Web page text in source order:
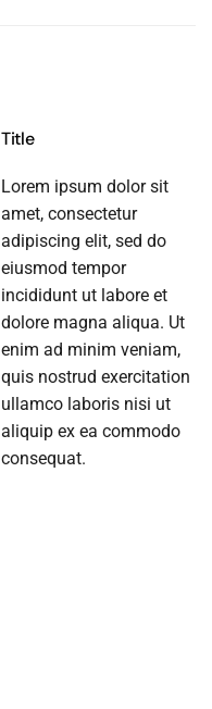
Title
Lorem ipsum dolor sit
amet, consectetur
adipiscing elit, sed do
eiusmod tempor
incididunt ut labore et
dolore magna aliqua. Ut
enim ad minim veniam,
quis nostrud exercitation
ullamco laboris nisi ut
aliquip ex ea commodo
consequat.